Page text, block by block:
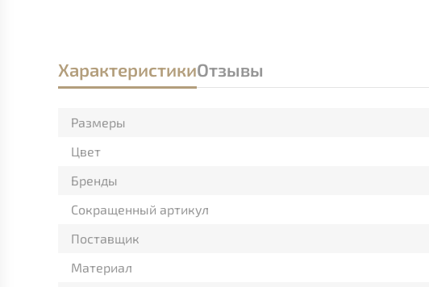
ХарактеристикиОтзывы
Размеры
Цвет
Бренды
Сокращенный артикул
Поставщик
Материал